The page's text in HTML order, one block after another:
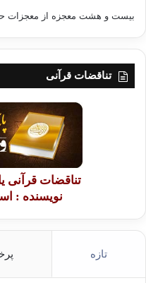
بیست و هشت معجزه از معجزات
تناقضات قرآنی
تناقضات
نویسنده :
تازه